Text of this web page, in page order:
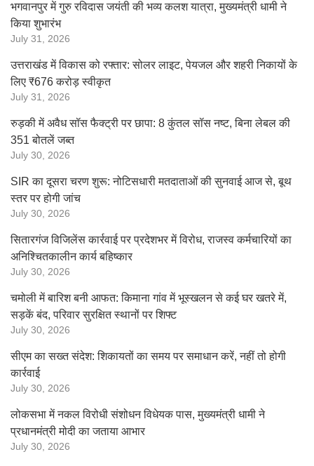
भगवानपुर में गुरु रविदास जयंती की भव्य कलश यात्रा, मुख्यमंत्री धामी ने
किया शुभारंभ
July 31, 2026
उत्तराखंड में विकास को रफ्तार: सोलर लाइट, पेयजल और शहरी निकायों के
लिए ₹676 करोड़ स्वीकृत
July 31, 2026
रुड़की में अवैध सॉस फैक्ट्री पर छापा: 8 कुंतल सॉस नष्ट, बिना लेबल की
351 बोतलें जब्त
July 30, 2026
SIR का दूसरा चरण शुरू: नोटिसधारी मतदाताओं की सुनवाई आज से, बूथ
स्तर पर होगी जांच
July 30, 2026
सितारगंज विजिलेंस कार्रवाई पर प्रदेशभर में विरोध, राजस्व कर्मचारियों का
अनिश्चितकालीन कार्य बहिष्कार
July 30, 2026
चमोली में बारिश बनी आफत: किमाना गांव में भूस्खलन से कई घर खतरे में,
सड़कें बंद, परिवार सुरक्षित स्थानों पर शिफ्ट
July 30, 2026
सीएम का सख्त संदेश: शिकायतों का समय पर समाधान करें, नहीं तो होगी
कार्रवाई
July 30, 2026
लोकसभा में नकल विरोधी संशोधन विधेयक पास, मुख्यमंत्री धामी ने
प्रधानमंत्री मोदी का जताया आभार
July 30, 2026